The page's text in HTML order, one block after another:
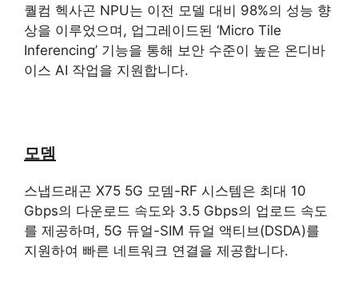
퀄컴 헥사곤 NPU는 이전 모델 대비 98%의 성능 향
상을 이루었으며, 업그레이드된 ‘Micro Tile
Inferencing’ 기능을 통해 보안 수준이 높은 온디바
이스 AI 작업을 지원합니다.
모뎀
스냅드래곤 X75 5G 모뎀-RF 시스템은 최대 10
Gbps의 다운로드 속도와 3.5 Gbps의 업로드 속도
를 제공하며, 5G 듀얼-SIM 듀얼 액티브(DSDA)를
지원하여 빠른 네트워크 연결을 제공합니다.